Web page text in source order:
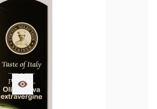
